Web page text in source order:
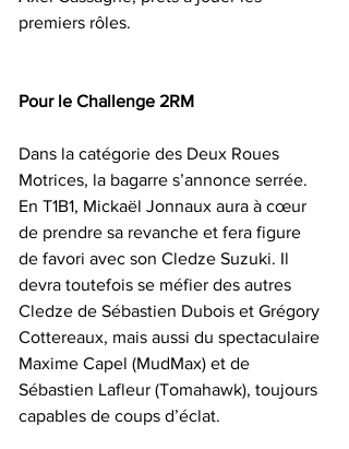
premiers rôles.
Pour le Challenge 2RM
Dans la catégorie des Deux Roues
Motrices, la bagarre s’annonce serrée.
En T1B1, Mickaël Jonnaux aura à cœur
de prendre sa revanche et fera figure
de favori avec son Cledze Suzuki. Il
devra toutefois se méfier des autres
Cledze de Sébastien Dubois et Grégory
Cottereaux, mais aussi du spectaculaire
Maxime Capel (MudMax) et de
Sébastien Lafleur (Tomahawk), toujours
capables de coups d’éclat.